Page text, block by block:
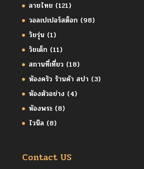
ลายไทย (121)
วอลเปเปอร์สต็อก (98)
วัยรุ่น (1)
วัยเด็ก (11)
สถานที่เที่ยว (18)
ห้องครัว ร้านค้า สปา (3)
ห้องตัวอย่าง (4)
ห้องพระ(8)
ไวนิล (8)
Contact US